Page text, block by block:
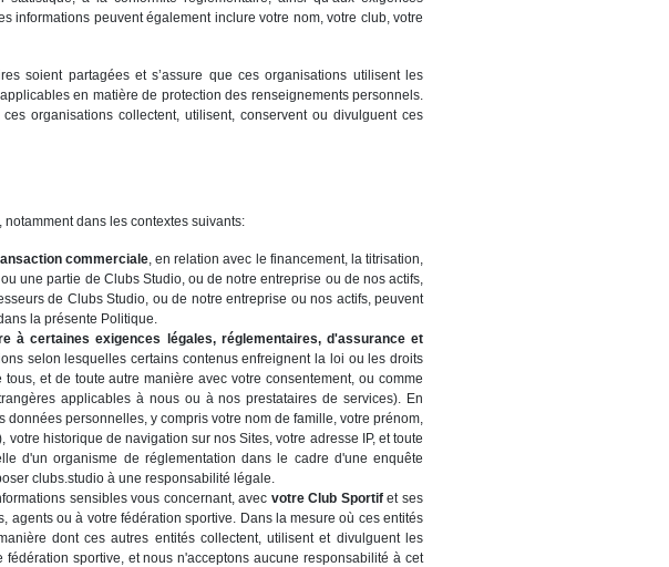
informations peuvent également inclure votre nom, votre club, votre
soient partagées et s’assure que ces organisations utilisent les
en matière de protection des renseignements personnels.
organisations collectent, utilisent, conservent ou divulguent ces
dans les contextes suivants:
commerciale, en relation avec le financement, la titrisation,
une partie de Clubs Studio, ou de notre entreprise ou de nos actifs,
de Clubs Studio, ou de notre entreprise ou nos actifs, peuvent
la présente Politique.
à certaines exigences légales, réglementaires, d'assurance et
selon lesquelles certains contenus enfreignent la loi ou les droits
et de toute autre manière avec votre consentement, ou comme
applicables à nous ou à nos prestataires de services). En
personnelles, y compris votre nom de famille, votre prénom,
historique de navigation sur nos Sites, votre adresse IP, et toute
d'un organisme de réglementation dans le cadre d'une enquête
clubs.studio à une responsabilité légale.
sensibles vous concernant, avec votre Club Sportifet ses
agents ou à votre fédération sportive. Dans la mesure où ces entités
dont ces autres entités collectent, utilisent et divulguent les
sportive, et nous n'acceptons aucune responsabilité à cet